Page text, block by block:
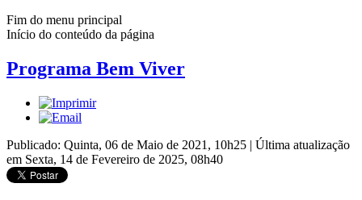
Fim do menu principal
Início do conteúdo da página
Programa Bem Viver
Publicado: Quinta, 06 de Maio de 2021, 10h25 | Última atualização
em Sexta, 14 de Fevereiro de 2025, 08h40